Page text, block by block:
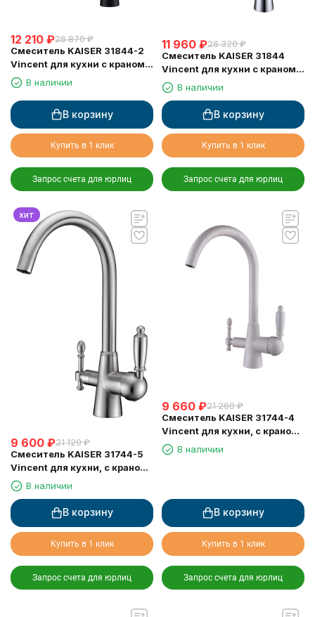
12 210 ₽26 870 ₽
Смеситель KAISER 31844-2
Vincent для кухни с краном
для питьевой воды
В наличии
В корзину
Купить в 1 клик
Запрос счета для юрлиц
11 960 ₽26 320 ₽
Смеситель KAISER 31844
Vincent для кухни с краном
для питьевой воды
В наличии
В корзину
Купить в 1 клик
Запрос счета для юрлиц
хит
9 600 ₽21 120 ₽
Смеситель KAISER 31744-5
Vincent для кухни, с краном
для питьевой воды, серебро
В наличии
В корзину
Купить в 1 клик
Запрос счета для юрлиц
9 660 ₽21 260 ₽
Смеситель KAISER 31744-4
Vincent для кухни, с краном
для питьевой воды,
песочный
В наличии
В корзину
Купить в 1 клик
Запрос счета для юрлиц